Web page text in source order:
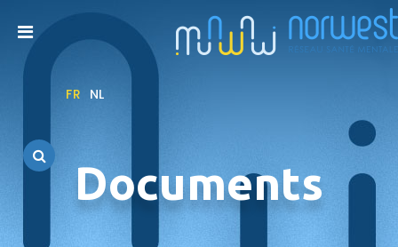
FR NL
Documents